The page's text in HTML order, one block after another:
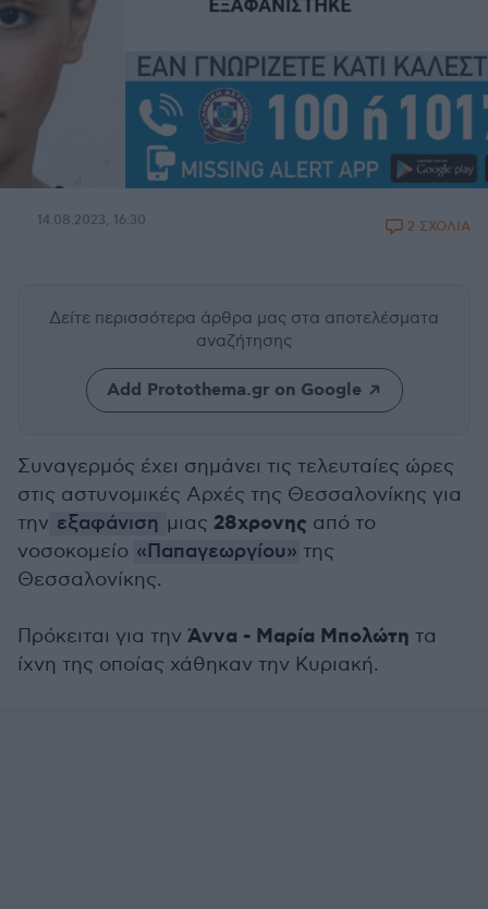
14.08.2023, 16:30 2 ΣΧΟΛΙΑ
Δείτε περισσότερα άρθρα μας στα αποτελέσματα
αναζήτησης
Add Protothema.gr on Google
Συναγερμός έχει σημάνει τις τελευταίες ώρες
στις αστυνομικές Αρχές της Θεσσαλονίκης για
την εξαφάνιση μιας 28χρονης από το
νοσοκομείο «Παπαγεωργίου» της
Θεσσαλονίκης.
Πρόκειται για την Άννα - Μαρία Μπολώτη τα
ίχνη της οποίας χάθηκαν την Κυριακή.